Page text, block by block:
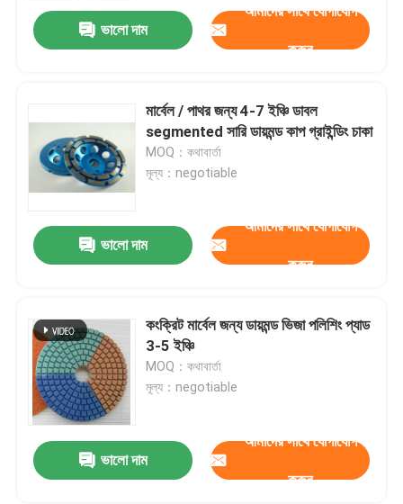
ভালো দাম
আমাদের সাথে যোগাযোগ
করুন
মার্বেল / পাথর জন্য 4-7 ইঞ্চি ডাবল
segmented সারি ডায়মন্ড কাপ গ্রাইন্ডিং চাকা
MOQ：কথাবার্তা
মূল্য：negotiable
ভালো দাম
আমাদের সাথে যোগাযোগ
করুন
কংক্রিট মার্বেল জন্য ডায়মন্ড ভিজা পলিশিং প্যাড
3-5 ইঞ্চি
MOQ：কথাবার্তা
মূল্য：negotiable
ভালো দাম
আমাদের সাথে যোগাযোগ
করুন